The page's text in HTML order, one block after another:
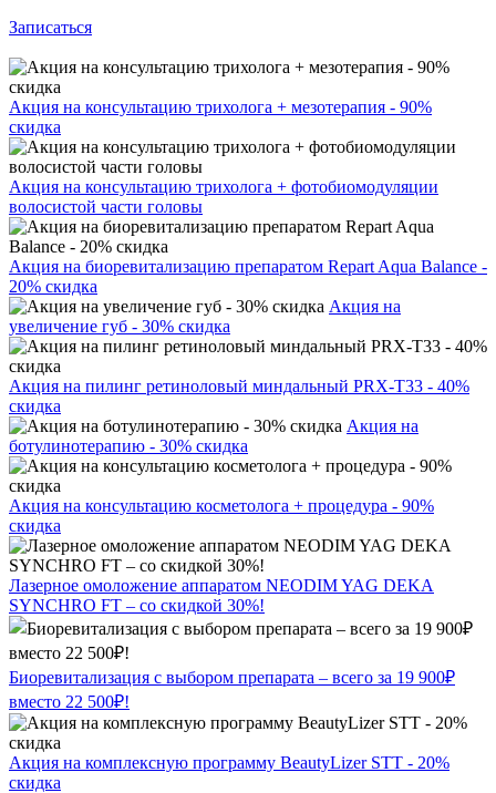
Записаться
Акция на консультацию трихолога + мезотерапия - 90%
скидка
Акция на консультацию трихолога + фотобиомодуляции
волосистой части головы
Акция на биоревитализацию препаратом Repart Aqua Balance -
20% скидка
Акция на
увеличение губ - 30% скидка
Акция на пилинг ретиноловый миндальный PRX-T33 - 40%
скидка
Акция на
ботулинотерапию - 30% скидка
Акция на консультацию косметолога + процедура - 90%
скидка
Лазерное омоложение аппаратом NEODIM YAG DEKA
SYNCHRO FT – со скидкой 30%!
Биоревитализация с выбором препарата – всего за 19 900₽
вместо 22 500₽!
Акция на комплексную программу BeautyLizer STT - 20%
скидка